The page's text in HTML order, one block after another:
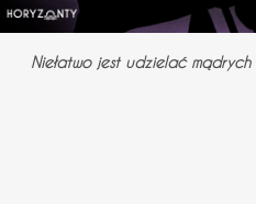
Niełatwo jest udzielać